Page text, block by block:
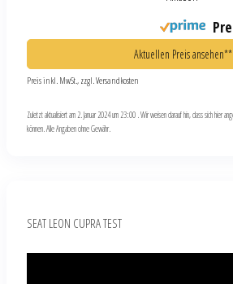
Aktuellen Preis ansehen**
Preis inkl. MwSt., zzgl. Versandkosten
Zuletzt aktualisiert am 2. Januar 2024 um 23:00 . Wir weisen darauf hin, dass sich hier
können. Alle Angaben ohne Gewähr.
SEAT LEON CUPRA TEST